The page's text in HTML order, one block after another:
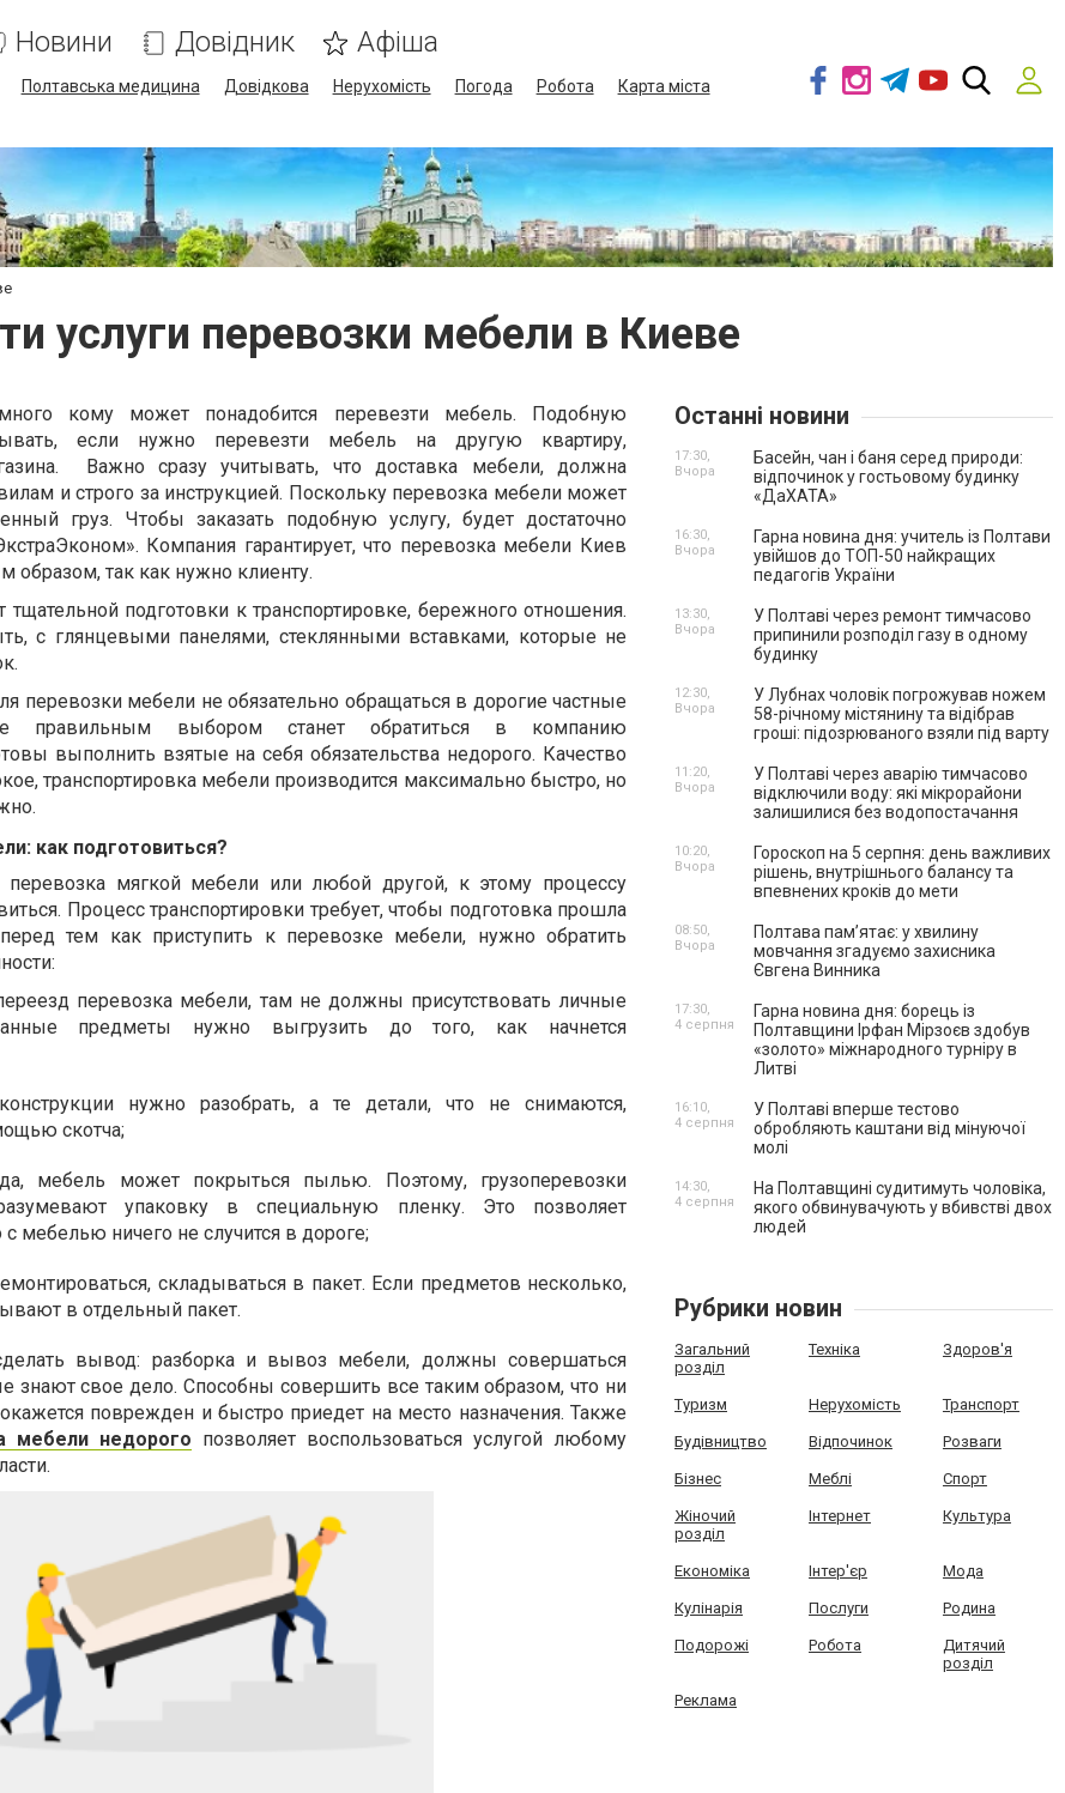
Новини Довідник Афіша
Полтавська медицина Довідкова Нерухомість Погода Робота
Карта міста
услуги перевозки мебели в Киеве
кому может понадобится перевезти мебель. Подобную
если нужно перевезти мебель на другую квартиру,
Важно сразу учитывать, что доставка мебели, должна
и строго за инструкцией. Поскольку перевозка мебели может
груз. Чтобы заказать подобную услугу, будет достаточно
Компания гарантирует, что перевозка мебели Киев
так как нужно клиенту.
тщательной подготовки к транспортировке, бережного отношения.
с глянцевыми панелями, стеклянными вставками, которые не
перевозки мебели не обязательно обращаться в дорогие частные
правильным выбором станет обратиться в компанию
выполнить взятые на себя обязательства недорого. Качество
транспортировка мебели производится максимально быстро, но
как подготовиться?
перевозка мягкой мебели или любой другой, к этому процессу
Процесс транспортировки требует, чтобы подготовка прошла
тем как приступить к перевозке мебели, нужно обратить
перевозка мебели, там не должны присутствовать личные
предметы нужно выгрузить до того, как начнется
нужно разобрать, а те детали, что не снимаются,
скотча;
мебель может покрыться пылью. Поэтому, грузоперевозки
упаковку в специальную пленку. Это позволяет
с мебелью ничего не случится в дороге;
складываться в пакет. Если предметов несколько,
в отдельный пакет.
вывод: разборка и вывоз мебели, должны совершаться
знают свое дело. Способны совершить все таким образом, что ни
поврежден и быстро приедет на место назначения. Также
мебели недорого позволяет воспользоваться услугой любому
Останні новини
Басейн, чан і баня серед природи:
відпочинок у гостьовому будинку
«ДаХАТА»
17:30,
Вчора
Гарна новина дня: учитель із Полтави
увійшов до ТОП-50 найкращих
педагогів України
16:30,
Вчора
У Полтаві через ремонт тимчасово
припинили розподіл газу в одному
будинку
13:30,
Вчора
У Лубнах чоловік погрожував ножем
58-річному містянину та відібрав
гроші: підозрюваного взяли під варту
12:30,
Вчора
У Полтаві через аварію тимчасово
відключили воду: які мікрорайони
залишилися без водопостачання
11:20,
Вчора
Гороскоп на 5 серпня: день важливих
рішень, внутрішнього балансу та
впевнених кроків до мети
10:20,
Вчора
Полтава пам’ятає: у хвилину
мовчання згадуємо захисника
Євгена Винника
08:50,
Вчора
Гарна новина дня: борець із
Полтавщини Ірфан Мірзоєв здобув
«золото» міжнародного турніру в
Литві
17:30,
4 серпня
У Полтаві вперше тестово
обробляють каштани від мінуючої
молі
16:10,
4 серпня
На Полтавщині судитимуть чоловіка,
якого обвинувачують у вбивстві двох
людей
14:30,
4 серпня
Рубрики новин
Загальний
розділ
Техніка Здоров'я
Туризм Нерухомість Транспорт
Будівництво Відпочинок Розваги
Бізнес Меблі Спорт
Жіночий
розділ
Інтернет Культура
Економіка Інтер'єр Мода
Кулінарія Послуги Родина
Подорожі Робота
Дитячий
розділ
Реклама